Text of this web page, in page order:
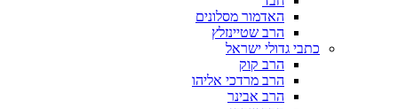
האדמור מסלונים
הרב שטיינזלץ
כתבי גדולי ישראל
הרב קוק
הרב מרדכי אליהו
הרב אבינר